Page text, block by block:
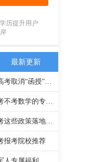
历提升用户
最新更新
授”、“业余”形式！
学的专业有哪些？
提升学历一定要趁早！
报考院校推荐